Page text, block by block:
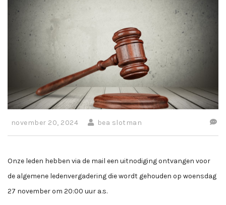
november 20, 2024 bea slotman
Onze leden hebben via de mail een uitnodiging ontvangen voor
de algemene ledenvergadering die wordt gehouden op woensdag
27 november om 20:00 uur a.s.